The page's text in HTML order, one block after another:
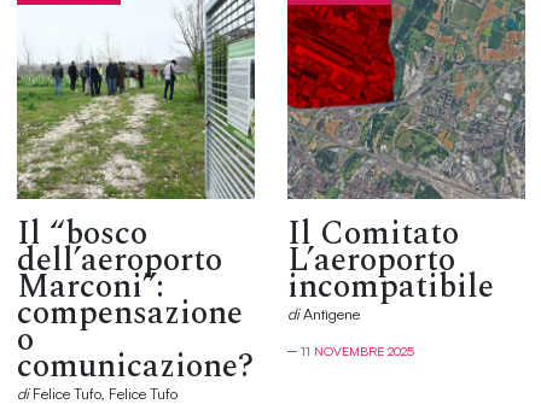
Il “bosco
dell’aeroporto
Marconi”:
compensazione
o
comunicazione?
diFelice Tufo, Felice Tufo
Il Comitato
L’aeroporto
incompatibile
diAntìgene
─ 11 NOVEMBRE 2025